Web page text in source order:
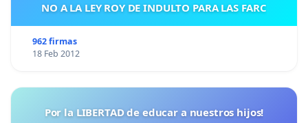
NO A LA LEY ROY DE INDULTO PARA LAS FARC
962 firmas
18 Feb 2012
Por la LIBERTAD de educar a nuestros hijos!